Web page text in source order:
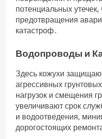
потенциальных
предотвращения
катастроф․
Водопроводы и
Здесь кожухи
агрессивных
нагрузок и смещения
увеличивают срок
и водоотведения,
дорогостоящих